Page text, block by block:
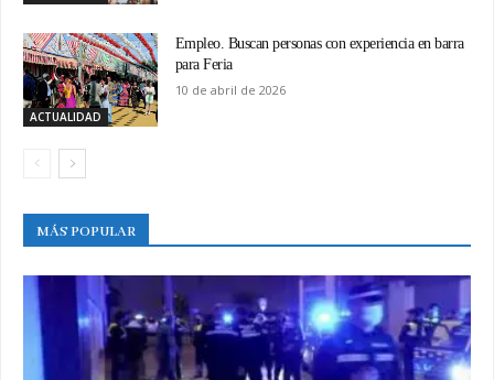
ACTUALIDAD
Empleo. Buscan personas con experiencia en barra
para Feria
10 de abril de 2026
MÁS POPULAR